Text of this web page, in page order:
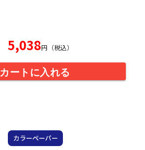
5,038円（税込）
カートに入れる
カラーペーパー